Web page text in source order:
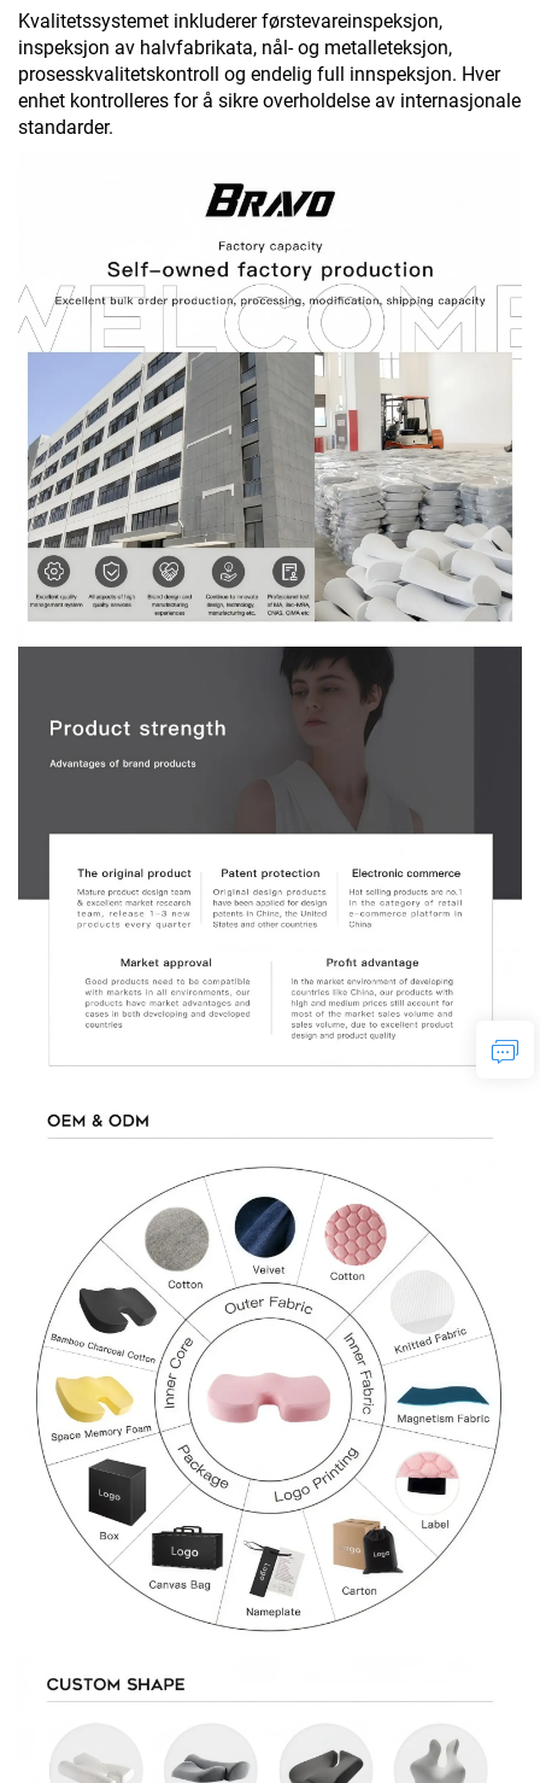
Kvalitetssystemet inkluderer førstevareinspeksjon,
inspeksjon av halvfabrikata, nål- og metalleteksjon,
prosesskvalitetskontroll og endelig full innspeksjon. Hver
enhet kontrolleres for å sikre overholdelse av internasjonale
standarder.